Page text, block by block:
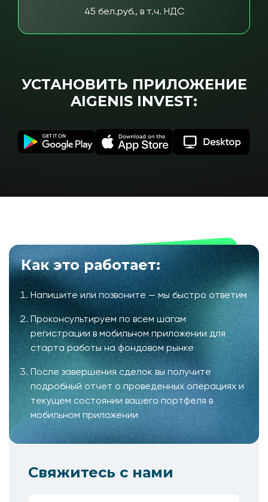
45 бел.руб., в т.ч. НДС
УСТАНОВИТЬ ПРИЛОЖЕНИЕ
AIGENIS INVEST:
Как это работает:
Напишите или позвоните — мы быстро ответим
Проконсультируем по всем шагам
регистрации в мобильном приложении для
старта работы на фондовом рынке
После завершения сделок вы получите
подробный отчет о проведенных операциях и
текущем состоянии вашего портфеля в
мобильном приложении
Свяжитесь с нами